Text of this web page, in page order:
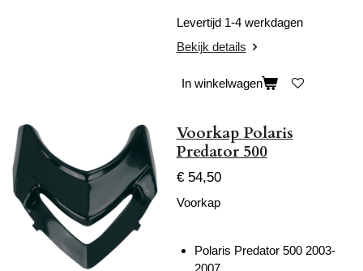
Levertijd 1-4 werkdagen
Bekijk details
In winkelwagen
Voorkap Polaris
Predator 500
€ 54,50
Voorkap
Polaris Predator 500 2003-
2007